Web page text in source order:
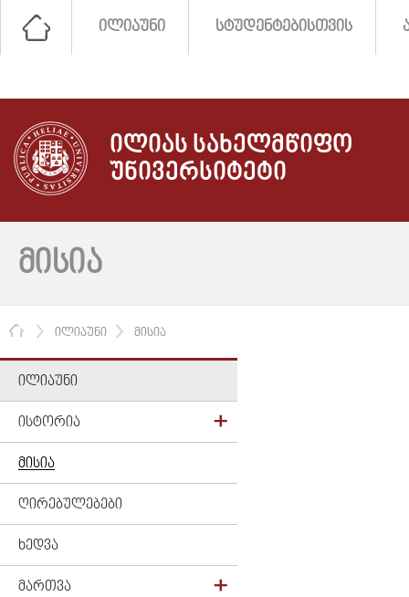
ᲘᲚᲘᲐᲣᲜᲘ ᲡᲢᲣᲓᲔᲜᲢᲔᲑᲘᲡᲗᲕᲘᲡ
ᲘᲚᲘᲐᲡ ᲡᲐᲮᲔᲚᲛᲬᲘᲤᲝ
ᲣᲜᲘᲕᲔᲠᲡᲘᲢᲔᲢᲘ
ᲛᲘᲡᲘᲐ
ᲛᲗᲐᲕᲐᲠᲘ
ᲘᲚᲘᲐᲣᲜᲘ ᲛᲘᲡᲘᲐ
ᲘᲚᲘᲐᲣᲜᲘ
ᲘᲡᲢᲝᲠᲘᲐ
ᲛᲘᲡᲘᲐ
ᲦᲘᲠᲔᲑᲣᲚᲔᲑᲔᲑᲘ
ᲮᲔᲓᲕᲐ
ᲛᲐᲠᲗᲕᲐ